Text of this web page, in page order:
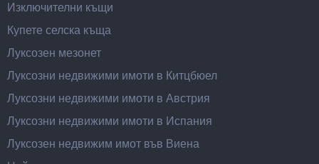
Изключителни къщи
Купете селска къща
Луксозен мезонет
Луксозни недвижими имоти в Китцбюел
Луксозни недвижими имоти в Австрия
Луксозни недвижими имоти в Испания
Луксозен недвижим имот във Виена